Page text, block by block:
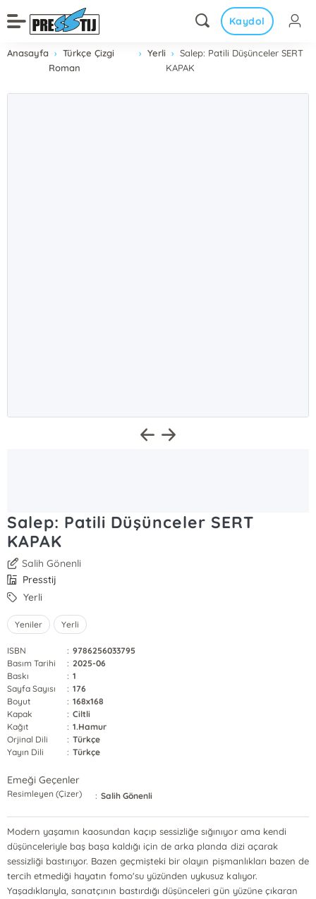
Kaydol
Anasayfa
Türkçe Çizgi
Roman
Yerli
Salep: Patili Düşünceler SERT
KAPAK
Salep: Patili Düşünceler SERT
KAPAK
Salih Gönenli
Presstij
Yerli
Yeniler Yerli
ISBN : 9786256033795
Basım Tarihi
: 2025-06
Baskı
: 1
Sayfa Sayısı
: 176
Boyut
: 168x168
Kapak
: Ciltli
Kağıt
: 1.Hamur
Orjinal Dili
: Türkçe
Yayın Dili
: Türkçe
Emeği Geçenler
Resimleyen (Çizer) : Salih Gönenli
Modern yaşamın kaosundan kaçıp sessizliğe sığınıyor ama kendi
düşünceleriyle baş başa kaldığı için de arka planda dizi açarak
sessizliği bastırıyor. Bazen geçmişteki bir olayın pişmanlıkları bazen de
tercih etmediği hayatın fomo'su yüzünden uykusuz kalıyor.
Yaşadıklarıyla, sanatçının bastırdığı düşünceleri gün yüzüne çıkaran